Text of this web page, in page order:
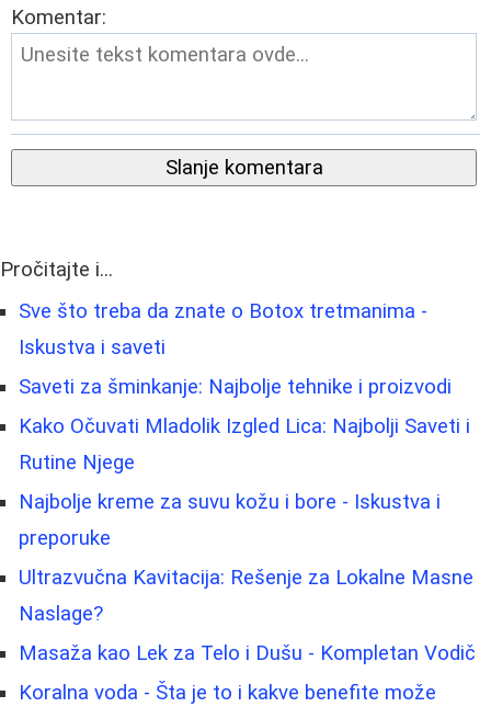
Komentar:
Slanje komentara
Pročitajte i...
Sve što treba da znate o Botox tretmanima -
Iskustva i saveti
Saveti za šminkanje: Najbolje tehnike i proizvodi
Kako Očuvati Mladolik Izgled Lica: Najbolji Saveti i
Rutine Njege
Najbolje kreme za suvu kožu i bore - Iskustva i
preporuke
Ultrazvučna Kavitacija: Rešenje za Lokalne Masne
Naslage?
Masaža kao Lek za Telo i Dušu - Kompletan Vodič
Koralna voda - Šta je to i kakve benefite može